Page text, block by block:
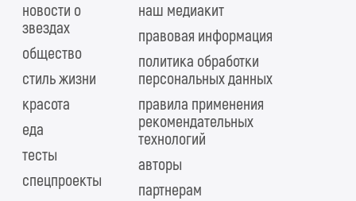
новости о
звездах
общество
стиль жизни
красота
еда
тесты
спецпроекты
наш медиакит
правовая информация
политика обработки
персональных данных
правила применения
рекомендательных
технологий
авторы
партнерам